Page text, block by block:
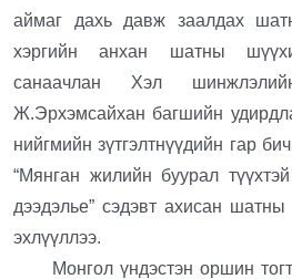
аймаг дахь давж заалдах
хэргийн анхан шатны
санаачлан Хэл
Ж.Эрхэмсайхан багшийн
нийгмийн зүтгэлтнүүдийн гар
“Мянган жилийн буурал
дээдэлье” сэдэвт ахисан шатны
эхлүүллээ.
Монгол үндэстэн оршин